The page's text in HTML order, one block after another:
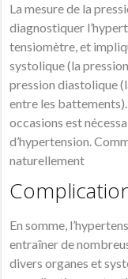
La mesure de la
diagnostiquer
tensiomètre, et
systolique (la
pression diastolique
entre les
occasions est
d’hypertension.
naturellement
En somme,
entraîner de
divers organes et